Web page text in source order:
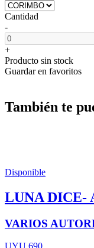
Cantidad
-
+
Producto sin stock
Guardar en favoritos
También te
Disponible
LUNA DICE-
VARIOS